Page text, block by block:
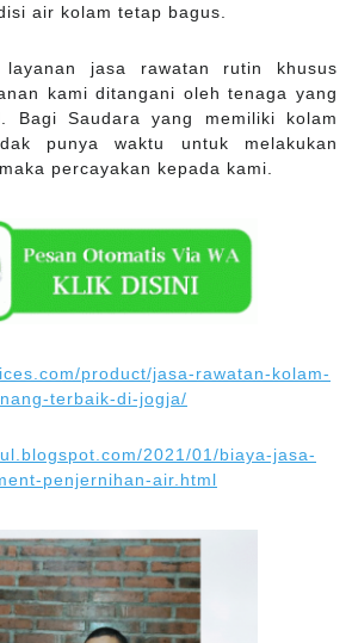
air kolam tetap bagus.
layanan jasa rawatan rutin khusus
kami ditangani oleh tenaga yang
Bagi Saudara yang memiliki kolam
punya waktu untuk melakukan
percayakan kepada kami.
product/jasa-rawatan-kolam-
terbaik-di-jogja/
2021/01/biaya-jasa-
penjernihan-air.html